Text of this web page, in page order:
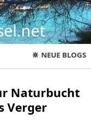
🔆 NEUE BLOGS
Naturbucht
Verger